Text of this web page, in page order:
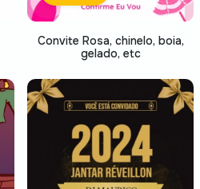
Convite Rosa, chinelo, boia,
gelado, etc